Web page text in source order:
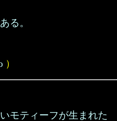
る。
）
モティーフが生まれた